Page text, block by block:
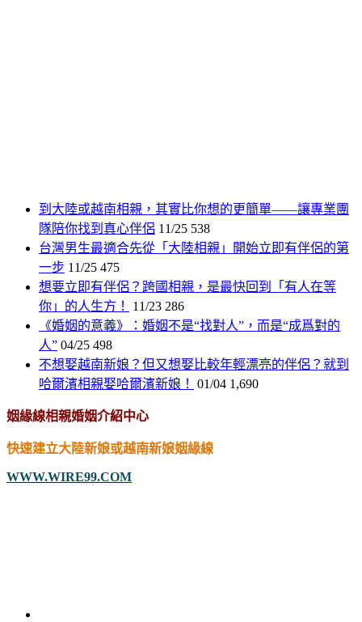
到大陸或越南相親，其實比你想的更簡單——讓專業團
隊陪你找到真心伴侶 11/25 538
台灣男生最適合先從「大陸相親」開始立即有伴侶的第
一步 11/25 475
想要立即有伴侶？跨國相親，是最快回到「有人在等
你」的人生方！
11/23 286
《婚姻的意義》：婚姻不是“找對人”，而是“成爲對的
人” 04/25 498
不想娶越南新娘？但又想娶比較年輕漂亮的伴侶？就到
哈爾濱相親娶哈爾濱新娘！
01/04 1,690
姻緣線相親婚姻介紹中心
快速建立大陸新娘或越南新娘姻緣線
WWW.WIRE99.COM